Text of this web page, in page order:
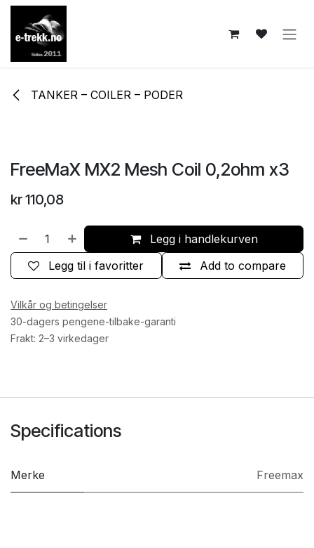
Skip to Content
TANKER – COILER – PODER
FreeMaX MX2 Mesh Coil 0,2ohm x3
kr110,08
Legg i handlekurven
Add to compare
Legg til i favoritter
Vilkår og betingelser
30-dagers pengene-tilbake-garanti
Frakt: 2–3 virkedager
Specifications
Merke Freemax